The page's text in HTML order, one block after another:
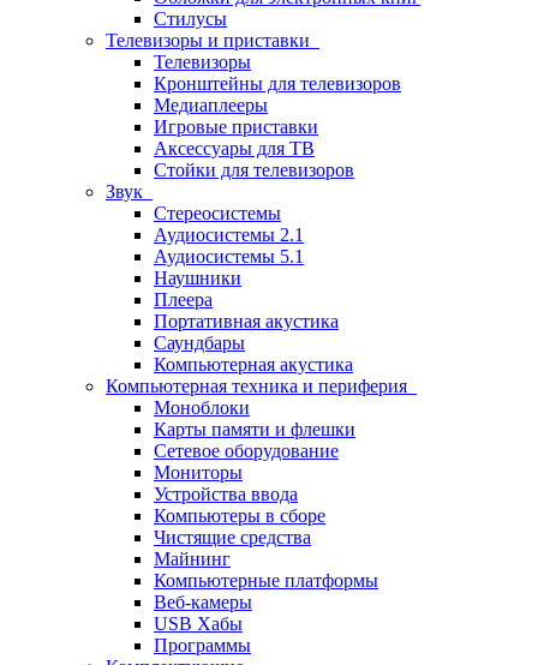
Стилусы
Телевизоры и приставки
Телевизоры
Кронштейны для телевизоров
Медиаплееры
Игровые приставки
Аксессуары для ТВ
Стойки для телевизоров
Звук
Стереосистемы
Аудиосистемы 2.1
Аудиосистемы 5.1
Наушники
Плеера
Портативная акустика
Саундбары
Компьютерная акустика
Компьютерная техника и периферия
Моноблоки
Карты памяти и флешки
Сетевое оборудование
Мониторы
Устройства ввода
Компьютеры в сборе
Чистящие средства
Майнинг
Компьютерные платформы
Веб-камеры
USB Хабы
Программы